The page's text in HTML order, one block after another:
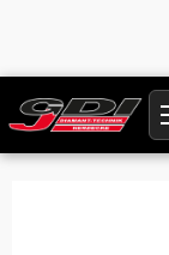
Startseite Produkte